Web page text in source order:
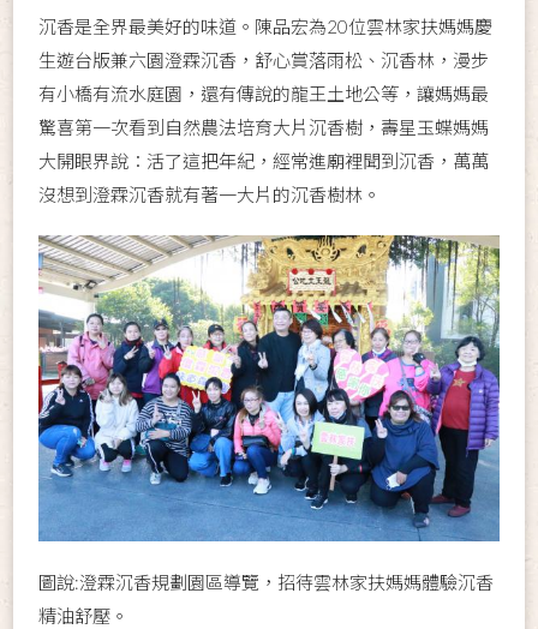
沉香是全界最美好的味道。陳品宏為20位雲林家扶媽媽慶
生遊台版兼六園澄霖沉香，舒心賞落雨松、沉香林，漫步
有小橋有流水庭園，還有傳說的龍王土地公等，讓媽媽最
驚喜第一次看到自然農法培育大片沉香樹，壽星玉蝶媽媽
大開眼界說：活了這把年紀，經常進廟裡聞到沉香，萬萬
沒想到澄霖沉香就有著一大片的沉香樹林。
圖說:澄霖沉香規劃園區導覽，招待雲林家扶媽媽體驗沉香
精油舒壓。